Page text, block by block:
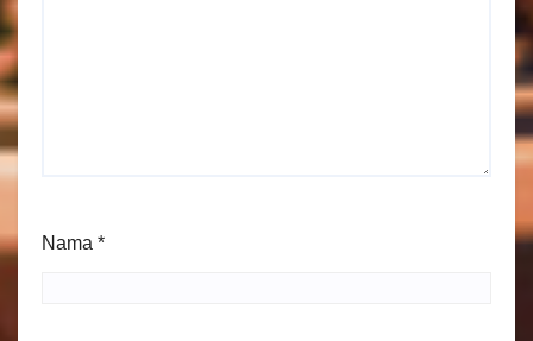
Nama *